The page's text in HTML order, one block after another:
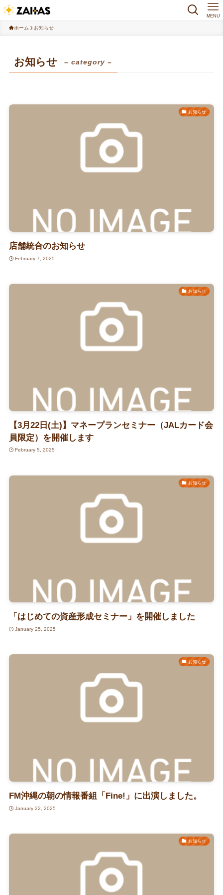
MENU
ホーム お知らせ
お知らせ – category –
お知らせ
店舗統合のお知らせ
February 7, 2025
お知らせ
【3月22日(土)】マネープランセミナー（JALカード会
員限定）を開催します
February 5, 2025
お知らせ
「はじめての資産形成セミナー」を開催しました
January 25, 2025
お知らせ
FM沖縄の朝の情報番組「Fine!」に出演しました。
January 22, 2025
お知らせ